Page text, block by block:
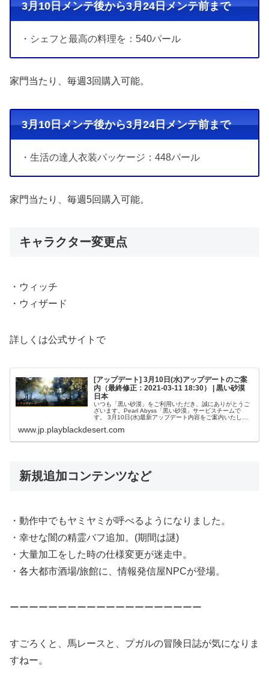
3月10日メンテ後から3月24日メンテ前まで
・シェフと最高の料理を：540パール
家門当たり、毎週3回購入可能。
3月10日メンテ後から3月24日メンテ前まで
・生活の達人衣装パッケージ：448パール
家門当たり、毎週5回購入可能。
キャラクター変更点
・ウィッチ
・ウィザード
詳しくは公式サイトで
[アップデート] 3月10日(水)アップデートのご案
内（最終修正：2021-03-11 18:30） | 黒い砂漠
日本
いつも「黒い砂漠」をご利用いただき、誠にありがとうご
ざいます。Pearl Abyss「黒い砂漠」サービスチームで
す。 3月10日(水)最新アップデート内容をご案内いたしま
【追加及び改...
www.jp.playblackdesert.com
新規追加コンテンツなど
・動作中でもヤミヤミが呼べるようになりました。
・幸せな闇の精霊バフ追加。(期間は謎)
・大量加工をした時の仕様変更が迷走中。
・各大都市酒場/旅館に、情報発信屋NPCが登場。
ーーーーーーーーーーーーーーーーーーーー
すごろくと、馬レースと、プガルの冒険日誌が気になりま
すねー。